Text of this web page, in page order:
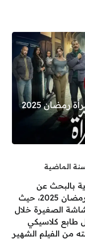
الماضية
بالبحث عن
مواعيد عرض مسلسل شباب امرأة رمضان 2025، حيث
الصغيرة خلال
كلاسيكي
من الفيلم الشهير